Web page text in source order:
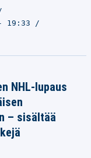
19:33
NHL-lupaus
– sisältää